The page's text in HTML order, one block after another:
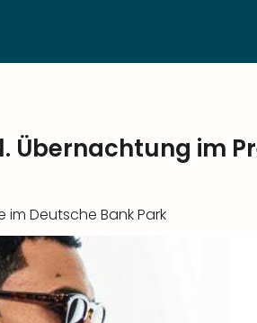
Übernachtung im
im Deutsche Bank Park